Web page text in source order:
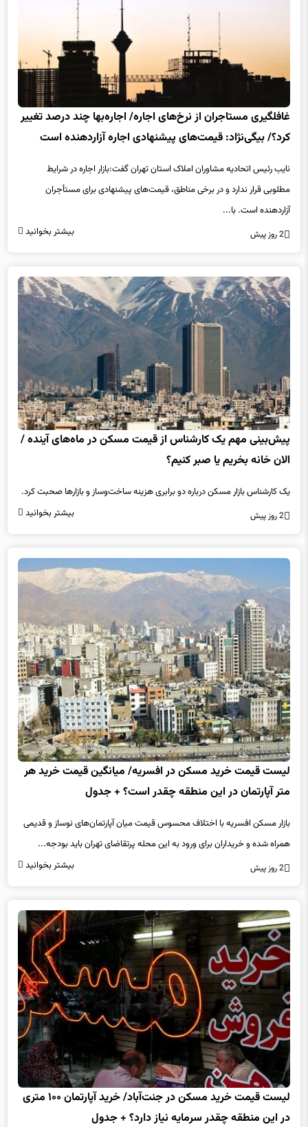
غافلگیری مستاجران از نرخ‌های اجاره/ اجاره‌بها چند درصد تغییر
کرد؟/ بیگی‌نژاد: قیمت‌های پیشنهادی اجاره آزاردهنده است
نایب رئیس اتحادیه مشاوران املاک استان تهران گفت:بازار اجاره در شرایط
مطلوبی قرار ندارد و در برخی مناطق، قیمت‌های پیشنهادی برای مستأجران
آزاردهنده است. با...
2 روز پیش بیشتر بخوانید
پیش‌بینی مهم یک کارشناس از قیمت مسکن در ماه‌های آینده /
الان خانه بخریم یا صبر کنیم؟
یک کارشناس بازار مسکن درباره دو برابری هزینه ساخت‌وساز و بازارها صحبت کرد.
2 روز پیش بیشتر بخوانید
لیست قیمت خرید مسکن در افسریه/ میانگین قیمت خرید هر
متر آپارتمان در این منطقه چقدر است؟ + جدول
بازار مسکن افسریه با اختلاف محسوس قیمت میان آپارتمان‌های نوساز و قدیمی
همراه شده و خریداران برای ورود به این محله پرتقاضای تهران باید بودجه...
2 روز پیش بیشتر بخوانید
لیست قیمت خرید مسکن در جنت‌آباد/ خرید آپارتمان ۱۰۰ متری
در این منطقه چقدر سرمایه نیاز دارد؟ + جدول